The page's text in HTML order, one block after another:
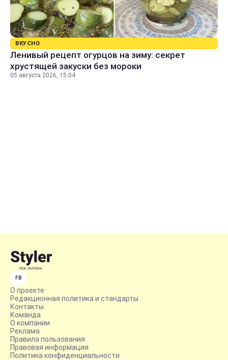
ВКУСНО
Ленивый рецепт огурцов на зиму: секрет
хрустящей закуски без мороки
05 августа 2026, 15:04
FB
О проекте
Редакционная политика и стандарты
Контакты
Команда
О компании
Реклама
Правила пользования
Правовая информация
Политика конфиденциальности